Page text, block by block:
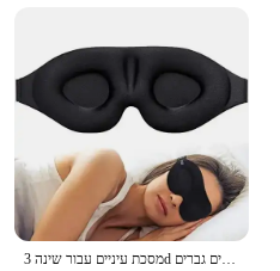
מסכת עיניים עבור שינה 3d עטור גביע עיניים קפל עורה יצוק הלילה מסיכת אור עם נשים גברים